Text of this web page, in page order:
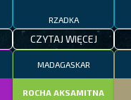
RZADKA
CZYTAJ WIĘCEJ
MADAGASKAR
ROCHA AKSAMITNA